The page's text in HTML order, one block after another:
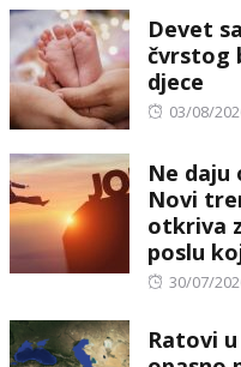
Devet
čvrstog
djece
Posted
03/08/
Ne daju
Novi
otkriva
poslu
Posted
30/07/
Ratovi